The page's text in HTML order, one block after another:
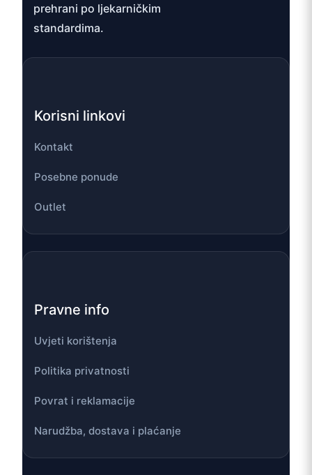
prehrani po ljekarničkim
standardima.
Korisni linkovi
Kontakt
Posebne ponude
Outlet
Pravne info
Uvjeti korištenja
Politika privatnosti
Povrat i reklamacije
Narudžba, dostava i plaćanje